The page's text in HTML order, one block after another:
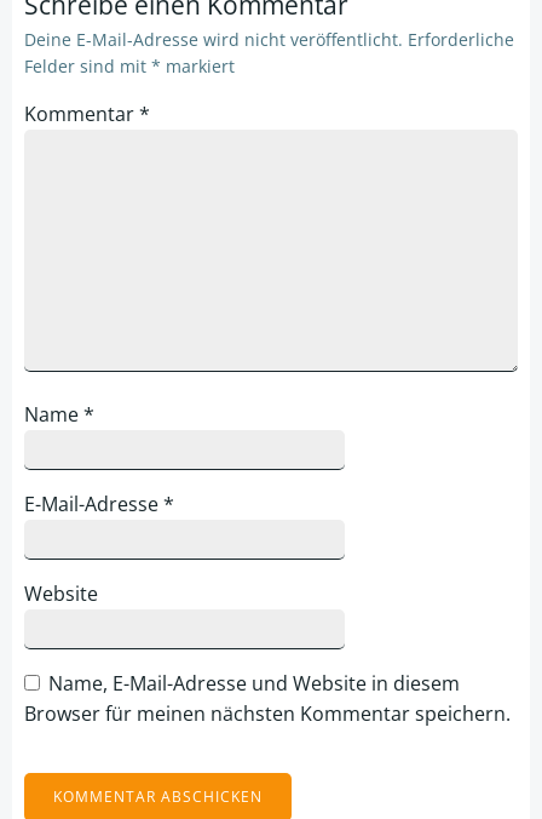
Deine E-Mail-Adresse wird nicht veröffentlicht. Erforderliche
Felder sind mit * markiert
Kommentar*
Name*
E-Mail-Adresse*
Website
Name, E-Mail-Adresse und Website in diesem
Browser für meinen nächsten Kommentar speichern.